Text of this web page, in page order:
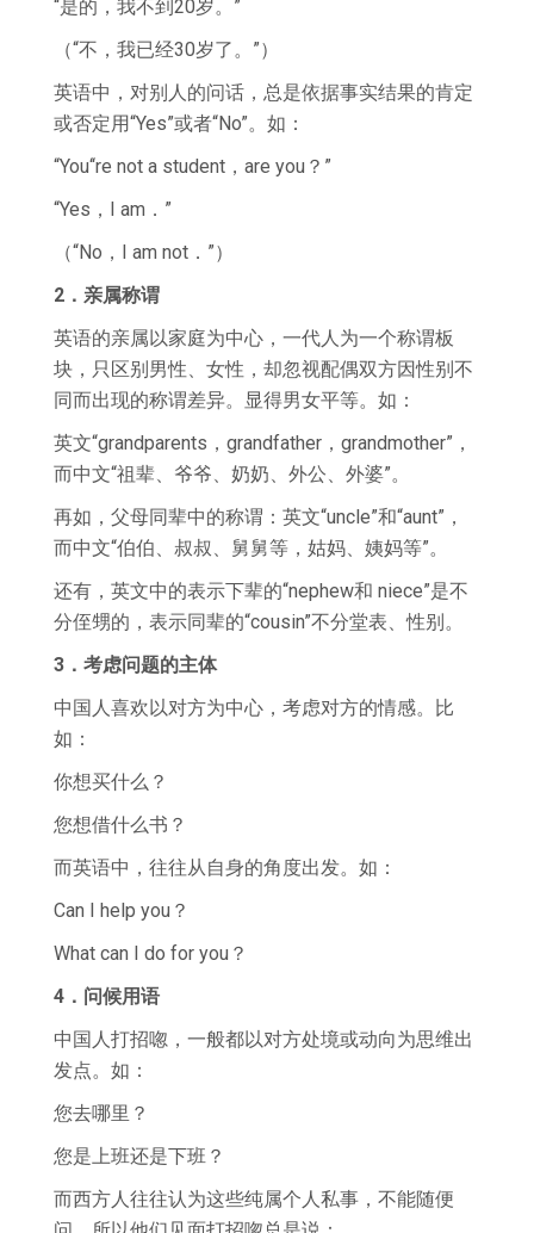
“是的，我不到20岁。”
（“不，我已经30岁了。”）
英语中，对别人的问话，总是依据事实结果的肯定
或否定用“Yes”或者“No”。如：
“You‘‘re not a student，are you？”
“Yes，I am．”
（“No，I am not．”）
2．亲属称谓
英语的亲属以家庭为中心，一代人为一个称谓板
块，只区别男性、女性，却忽视配偶双方因性别不
同而出现的称谓差异。显得男女平等。如：
英文“grandparents，grandfather，grandmother”，
而中文“祖辈、爷爷、奶奶、外公、外婆”。
再如，父母同辈中的称谓：英文“uncle”和“aunt”，
而中文“伯伯、叔叔、舅舅等，姑妈、姨妈等”。
还有，英文中的表示下辈的“nephew和 niece”是不
分侄甥的，表示同辈的“cousin”不分堂表、性别。
3．考虑问题的主体
中国人喜欢以对方为中心，考虑对方的情感。比
如：
你想买什么？
您想借什么书？
而英语中，往往从自身的角度出发。如：
Can I help you？
What can I do for you？
4．问候用语
中国人打招唿，一般都以对方处境或动向为思维出
发点。如：
您去哪里？
您是上班还是下班？
而西方人往往认为这些纯属个人私事，不能随便